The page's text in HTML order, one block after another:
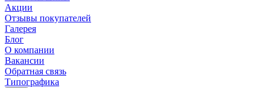
Акции
Отзывы покупателей
Галерея
Блог
О компании
Вакансии
Обратная связь
Типографика